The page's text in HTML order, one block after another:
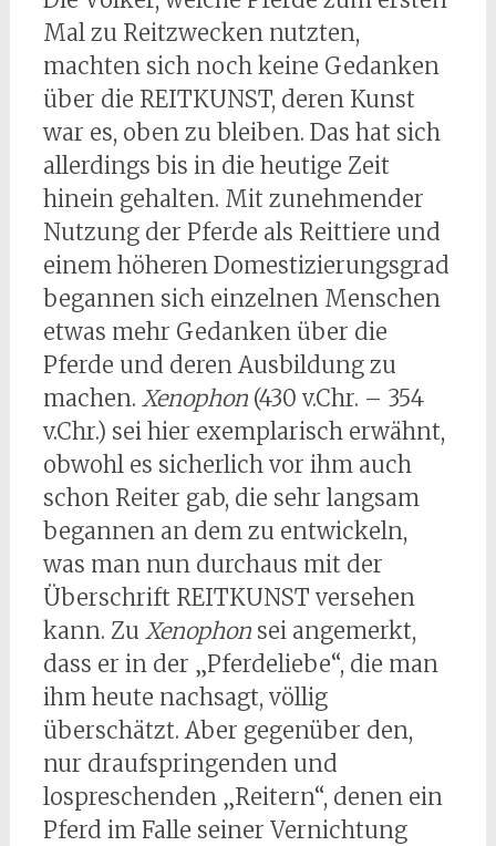
Mal zu Reitzwecken nutzten,
machten sich noch keine Gedanken
über die REITKUNST, deren Kunst
war es, oben zu bleiben. Das hat sich
allerdings bis in die heutige Zeit
hinein gehalten. Mit zunehmender
Nutzung der Pferde als Reittiere und
einem höheren Domestizierungsgrad
begannen sich einzelnen Menschen
etwas mehr Gedanken über die
Pferde und deren Ausbildung zu
machen. Xenophon(430 v.Chr. – 354
v.Chr.) sei hier exemplarisch erwähnt,
obwohl es sicherlich vor ihm auch
schon Reiter gab, die sehr langsam
begannen an dem zu entwickeln,
was man nun durchaus mit der
Überschrift REITKUNST versehen
kann. Zu Xenophonsei angemerkt,
dass er in der „Pferdeliebe“, die man
ihm heute nachsagt, völlig
überschätzt. Aber gegenüber den,
nur draufspringenden und
lospreschenden „Reitern“, denen ein
Pferd im Falle seiner Vernichtung